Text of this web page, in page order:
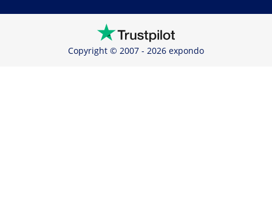
Copyright © 2007 - 2026 expondo